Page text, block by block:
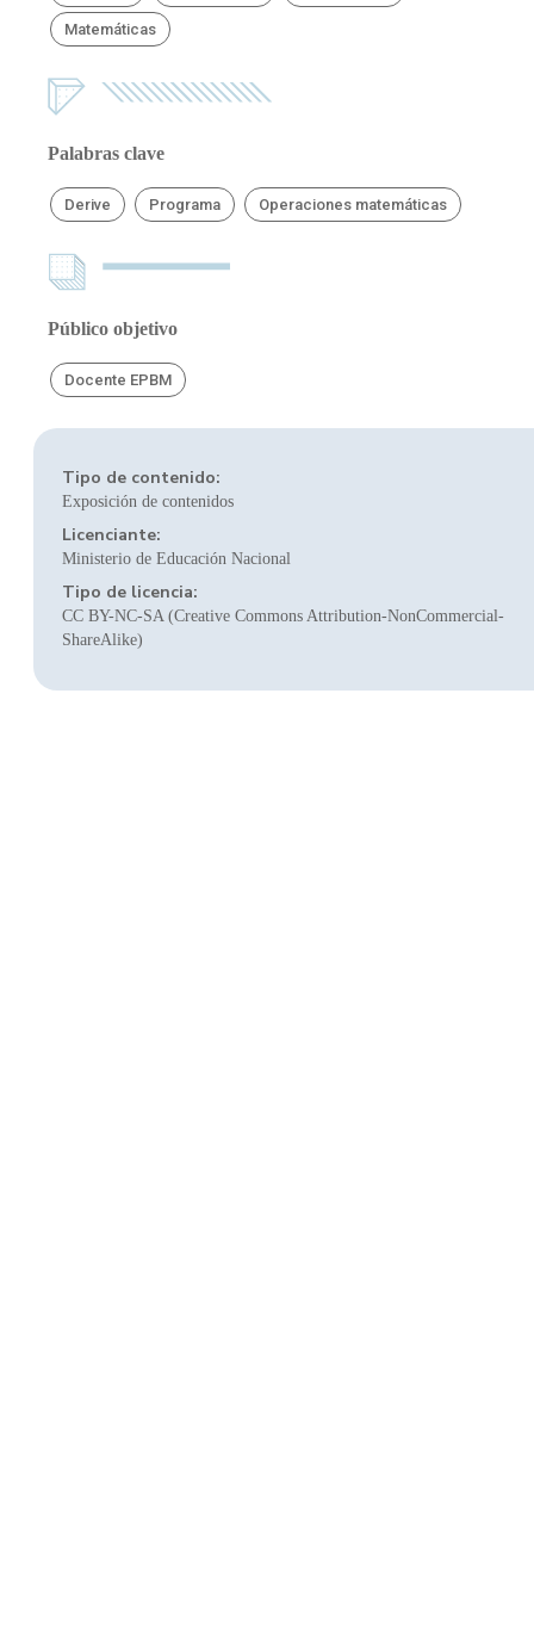
Matemáticas
Palabras clave
Derive Programa Operaciones matemáticas
Público objetivo
Docente EPBM
Tipo de contenido:
Exposición de contenidos
Licenciante:
Ministerio de Educación Nacional
Tipo de licencia:
CC BY-NC-SA (Creative Commons Attribution-NonCommercial-
ShareAlike)